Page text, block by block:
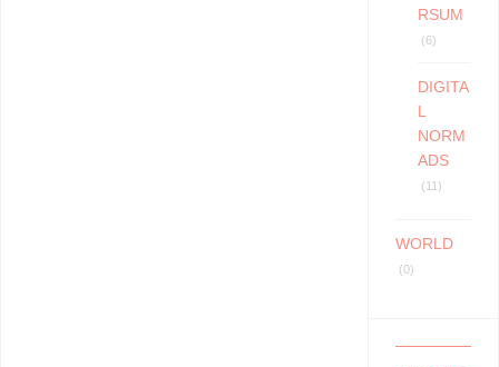
RSUM
(6)
DIGITA
L
NORM
ADS
(11)
WORLD
(0)